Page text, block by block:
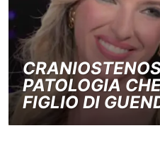
PATOLOGIA
FIGLIO DI